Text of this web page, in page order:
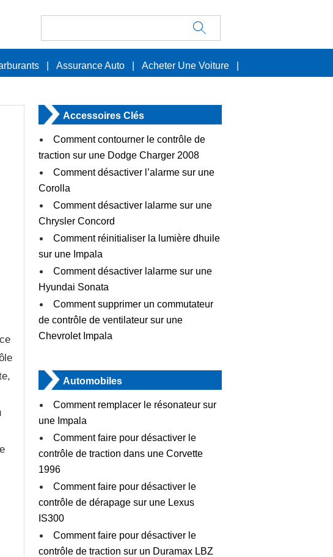
Assurance Auto Acheter Une Voiture
Accessoires Clés
Comment contourner le contrôle de
traction sur une Dodge Charger 2008
Comment désactiver l’alarme sur une
Corolla
Comment désactiver lalarme sur une
Chrysler Concord
Comment réinitialiser la lumière dhuile
sur une Impala
Comment désactiver lalarme sur une
Hyundai Sonata
Comment supprimer un commutateur
de contrôle de ventilateur sur une
Chevrolet Impala
Automobiles
Comment remplacer le résonateur sur
une Impala
Comment faire pour désactiver le
contrôle de traction dans une Corvette
1996
Comment faire pour désactiver le
contrôle de dérapage sur une Lexus
IS300
Comment faire pour désactiver le
contrôle de traction sur un Duramax LBZ